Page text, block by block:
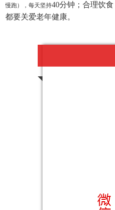
慢跑），每天坚持40分钟；合理饮
都要关爱老年健康。